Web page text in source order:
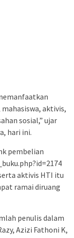
aktivis,
sosial,” ujar
hari ini.
pembelian
aktivis HTI itu
ramai diruang
penulis dalam
Azizi Fathoni K,